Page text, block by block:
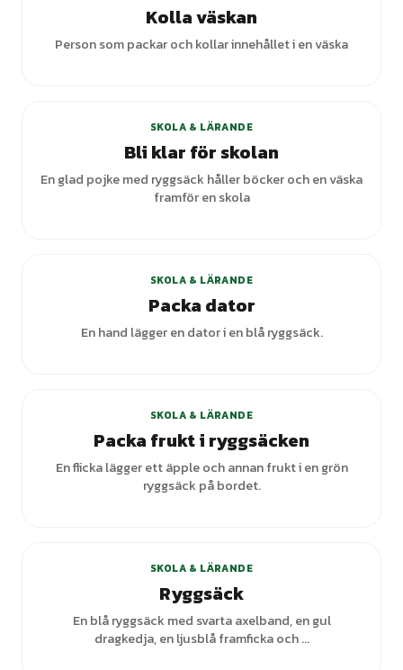
Kolla väskan
Person som packar och kollar innehållet i en väska
SKOLA & LÄRANDE
Bli klar för skolan
En glad pojke med ryggsäck håller böcker och en väska
framför en skola
SKOLA & LÄRANDE
Packa dator
En hand lägger en dator i en blå ryggsäck.
SKOLA & LÄRANDE
Packa frukt i ryggsäcken
En flicka lägger ett äpple och annan frukt i en grön
ryggsäck på bordet.
SKOLA & LÄRANDE
Ryggsäck
En blå ryggsäck med svarta axelband, en gul
dragkedja, en ljusblå framficka och ...